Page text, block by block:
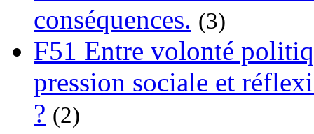
conséquences. (3)
F51 Entre volonté
pression sociale et
? (2)